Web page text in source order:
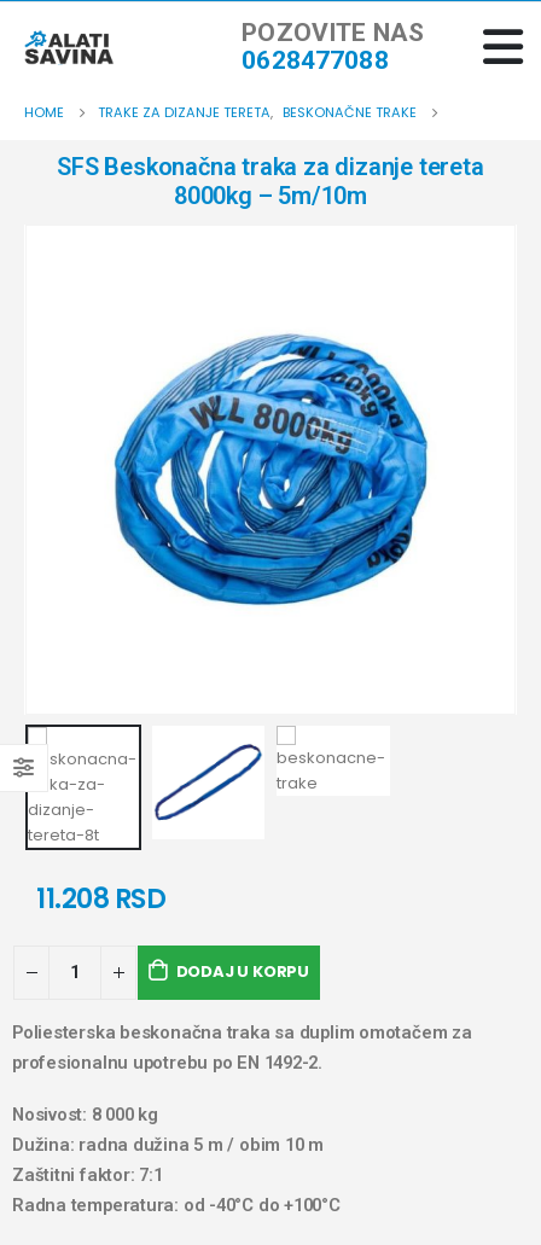
POZOVITE NAS
0628477088
HOME TRAKE ZA DIZANJE TERETA, BESKONAČNE TRAKE
SFS Beskonačna traka za dizanje tereta
8000kg – 5m/10m
11.208 RSD
DODAJ U KORPU
Poliesterska beskonačna traka sa duplim omotačem za
profesionalnu upotrebu po EN 1492-2.
Nosivost: 8 000 kg
Dužina: radna dužina 5 m / obim 10 m
Zaštitni faktor: 7:1
Radna temperatura: od -40°C do +100°C